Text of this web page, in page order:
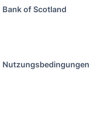
Bank of Scotland
Nutzungsbedingungen